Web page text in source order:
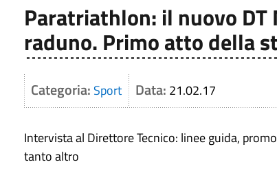
Paratriathlon: il nuovo DT
raduno. Primo atto della
Categoria: Sport Data: 21.02.17
Intervista al Direttore Tecnico: linee guida,
tanto altro